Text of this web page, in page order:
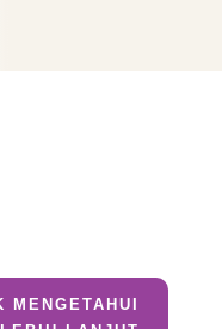
MENGETAHUI